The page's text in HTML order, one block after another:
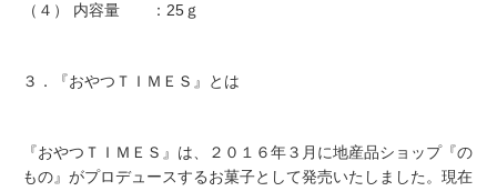
（４） 内容量 ：25ｇ
３．『おやつＴＩＭＥＳ』とは
『おやつＴＩＭＥＳ』は、２０１６年３月に地産品ショップ『の
もの』がプロデュースするお菓子として発売いたしました。現在